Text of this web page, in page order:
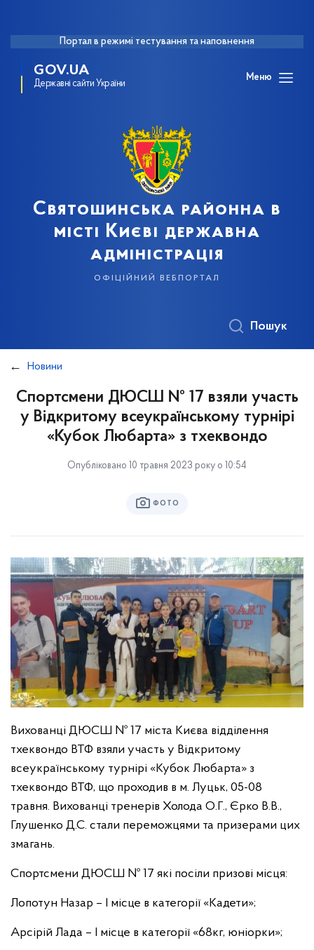
Портал в режимі тестування та наповнення
GOV.UA
Державні сайти України
Меню
Святошинська районна в
місті Києві державна
адміністрація
офіційний вебпортал
Пошук
Новини
Спортсмени ДЮСШ № 17 взяли участь
у Відкритому всеукраїнському турнірі
«Кубок Любарта» з тхеквондо
Опубліковано 10 травня 2023 року о 10:54
ФОТО
Вихованці ДЮСШ № 17 міста Києва відділення
тхеквондо ВТФ взяли участь у Відкритому
всеукраїнському турнірі «Кубок Любарта» з
тхеквондо ВТФ, що проходив в м. Луцьк, 05-08
травня. Вихованці тренерів Холода О.Г., Єрко В.В.,
Глушенко Д.С. стали переможцями та призерами цих
змагань.
Спортсмени ДЮСШ № 17 які посіли призові місця:
Лопотун Назар – І місце в категорії «Кадети»;
Арсірій Лада – I місце в категорії «68кг, юніорки»;